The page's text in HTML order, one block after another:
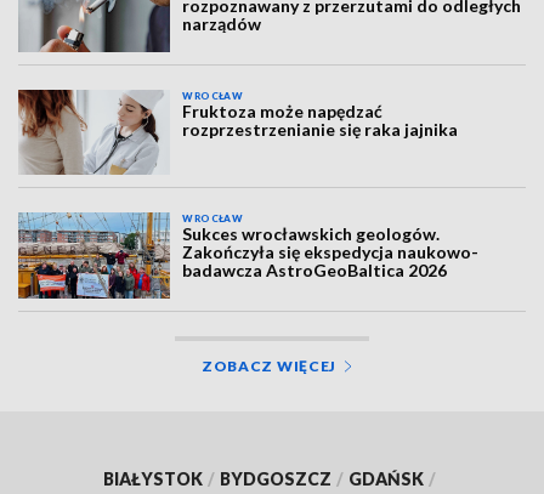
rozpoznawany z przerzutami do odległych
narządów
WROCŁAW
Fruktoza może napędzać
rozprzestrzenianie się raka jajnika
WROCŁAW
Sukces wrocławskich geologów.
Zakończyła się ekspedycja naukowo-
badawcza AstroGeoBaltica 2026
ZOBACZ WIĘCEJ
BIAŁYSTOK / BYDGOSZCZ / GDAŃSK /